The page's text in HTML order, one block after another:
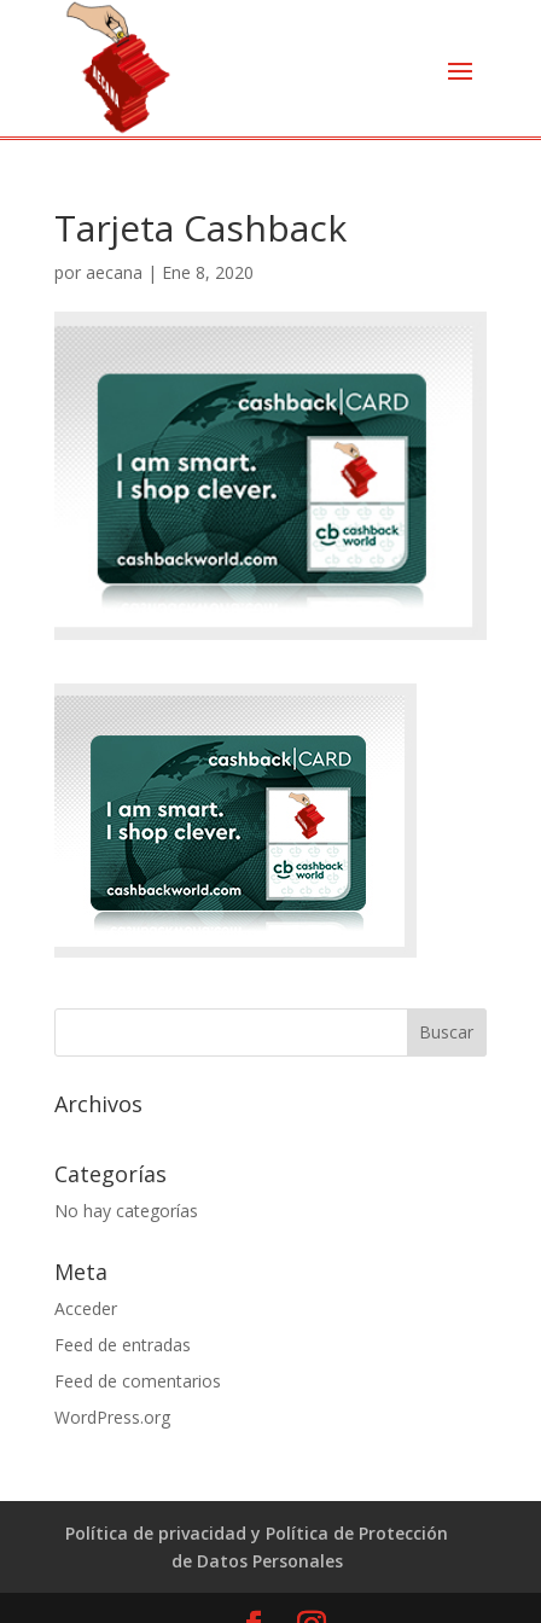
Tarjeta Cashback
por aecana | Ene 8, 2020
Archivos
Categorías
No hay categorías
Meta
Acceder
Feed de entradas
Feed de comentarios
WordPress.org
Política de privacidad y Política de Protección
de Datos Personales